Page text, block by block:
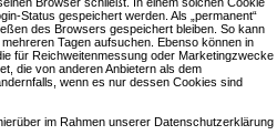
Status gespeichert werden. Als „permanent“
des Browsers gespeichert bleiben. So kann
Tagen aufsuchen. Ebenso können in
für Reichweitenmessung oder Marketingzwecke
die von anderen Anbietern als dem
wenn es nur dessen Cookies sind
im Rahmen unserer Datenschutzerklärung